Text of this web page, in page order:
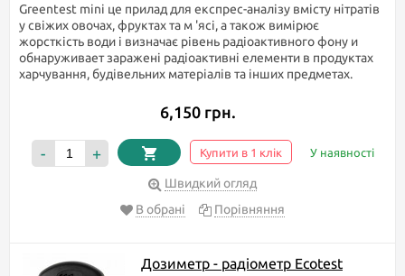
Greentest mini це прилад для експрес-аналізу вмісту нітратів
у свіжих овочах, фруктах та м 'ясі, а також вимірює
жорсткість води і визначає рівень радіоактивного фону и
обнаруживает заражені радіоактивні елементи в продуктах
харчування, будівельних матеріалів та інших предметах.
6,150 грн.
- + Купити в 1 клік У наявності
Швидкий огляд
В обрані
Порівняння
Дозиметр - радіометр Ecotest